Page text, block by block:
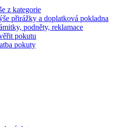
z kategorie
přirážky a doplatková pokladna
podněty, reklamace
pokutu
pokuty